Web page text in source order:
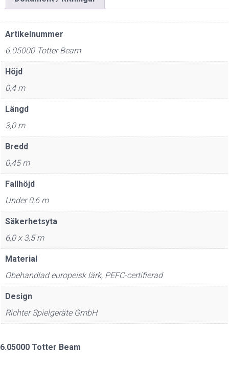
Artikelnummer
6.05000 Totter Beam
Höjd
0,4 m
Längd
3,0 m
Bredd
0,45 m
Fallhöjd
Under 0,6 m
Säkerhetsyta
6,0 x 3,5 m
Material
Obehandlad europeisk lärk, PEFC-certifierad
Design
Richter Spielgeräte GmbH
6.05000 Totter Beam